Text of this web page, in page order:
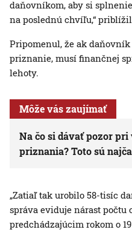
daňovníkom, aby si
na poslednú chvíľu,“
Pripomenul, že ak
priznanie, musí finančnej
lehoty.
Môže vás zaujímať
Na čo si dávať pozor
priznania? Toto sú
„Zatiaľ tak urobilo 58-tisíc
správa eviduje nárast
predchádzajúcim rokom o